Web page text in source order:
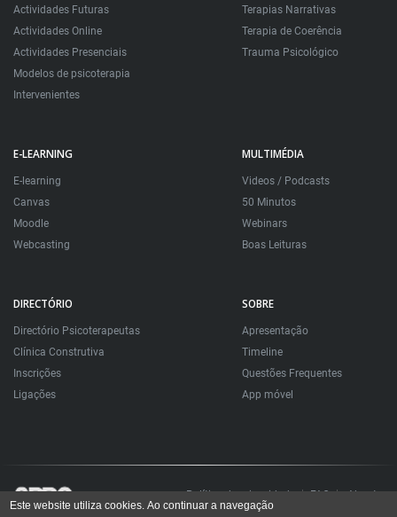
Actividades Futuras
Actividades Online
Actividades Presenciais
Modelos de psicoterapia
Intervenientes
Terapias Narrativas
Terapia de Coerência
Trauma Psicológico
E-LEARNING
E-learning
Canvas
Moodle
Webcasting
MULTIMÉDIA
Videos / Podcasts
50 Minutos
Webinars
Boas Leituras
DIRECTÓRIO
Directório Psicoterapeutas
Clínica Construtiva
Inscrições
Ligações
SOBRE
Apresentação
Timeline
Questões Frequentes
App móvel
Política de privacidade FAQ
About
Este website utiliza cookies. Ao continuar a navegação